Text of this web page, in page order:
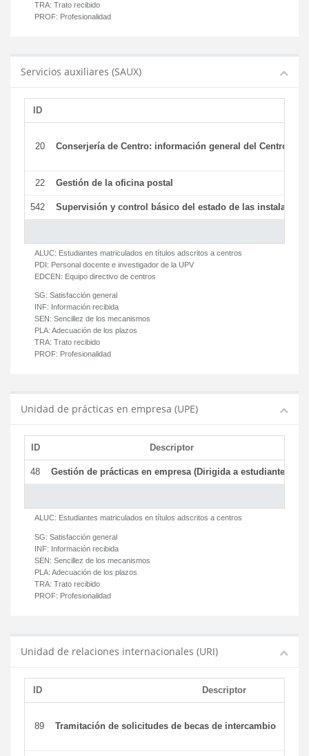
TRA: Trato recibido
PROF: Profesionalidad
Servicios auxiliares (SAUX)
ID
20 Conserjería de Centro: información general del Centro y
22 Gestión de la oficina postal
542 Supervisión y control básico del estado de las
ALUC: Estudiantes matriculados en títulos adscritos a centros
PDI: Personal docente e investigador de la UPV
EDCEN: Equipo directivo de centros
SG: Satisfacción general
INF: Información recibida
SEN: Sencillez de los mecanismos
PLA: Adecuación de los plazos
TRA: Trato recibido
PROF: Profesionalidad
Unidad de prácticas en empresa (UPE)
ID Descriptor
48 Gestión de prácticas en empresa (Dirigida a estudiantes)
ALUC: Estudiantes matriculados en títulos adscritos a centros
SG: Satisfacción general
INF: Información recibida
SEN: Sencillez de los mecanismos
PLA: Adecuación de los plazos
TRA: Trato recibido
PROF: Profesionalidad
Unidad de relaciones internacionales (URI)
ID Descriptor
89 Tramitación de solicitudes de becas de intercambio